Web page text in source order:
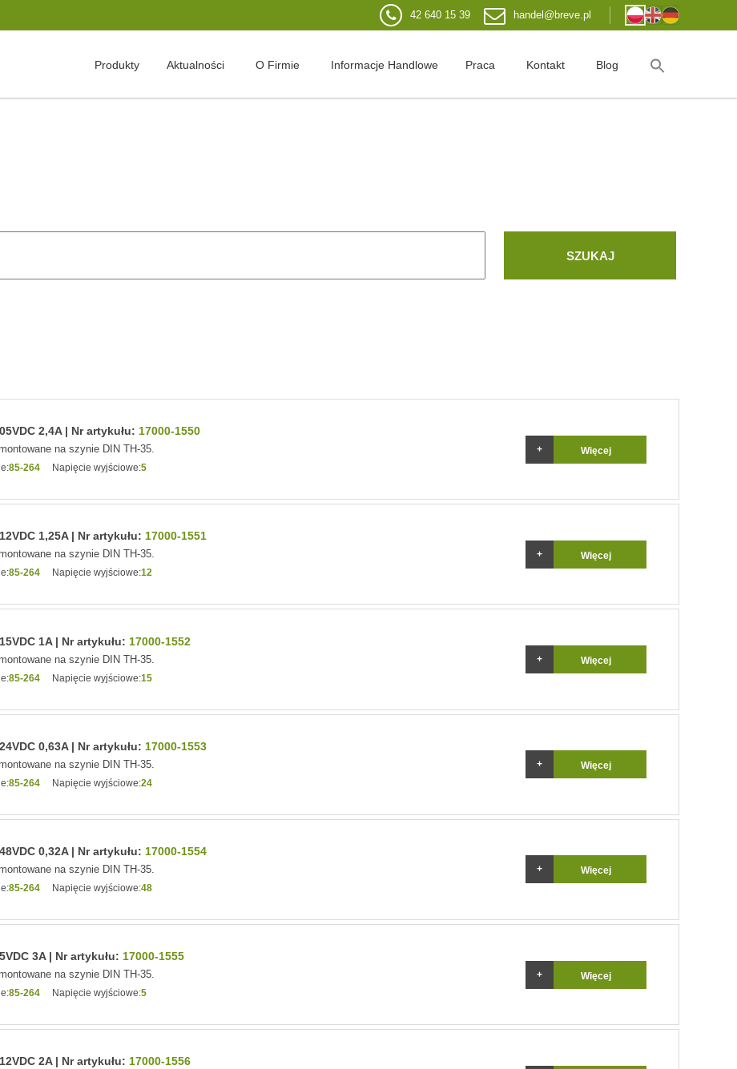
42 640 15 39 handel@breve.pl
Produkty Aktualności O Firmie Informacje Handlowe Praca Kontakt Blog
SZUKAJ
2,4A | Nr artykułu: 17000-1550
na szynie DIN TH-35.
85-264 Napięcie wyjściowe:5
Więcej
1,25A | Nr artykułu: 17000-1551
na szynie DIN TH-35.
85-264 Napięcie wyjściowe:12
Więcej
1A | Nr artykułu: 17000-1552
na szynie DIN TH-35.
85-264 Napięcie wyjściowe:15
Więcej
0,63A | Nr artykułu: 17000-1553
na szynie DIN TH-35.
85-264 Napięcie wyjściowe:24
Więcej
0,32A | Nr artykułu: 17000-1554
na szynie DIN TH-35.
85-264 Napięcie wyjściowe:48
Więcej
3A | Nr artykułu: 17000-1555
na szynie DIN TH-35.
85-264 Napięcie wyjściowe:5
Więcej
2A | Nr artykułu: 17000-1556